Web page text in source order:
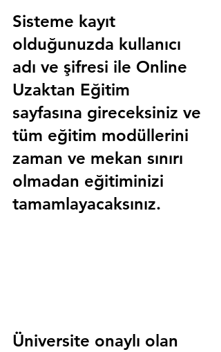
Sisteme kayıt
olduğunuzda kullanıcı
adı ve şifresi ile Online
Uzaktan Eğitim
sayfasına gireceksiniz ve
tüm eğitim modüllerini
zaman ve mekan sınırı
olmadan eğitiminizi
tamamlayacaksınız.
Üniversite onaylı olan